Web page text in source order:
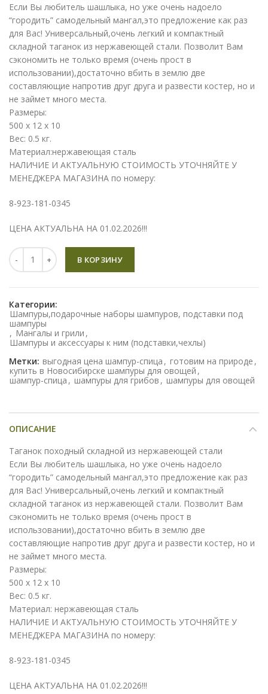
Если Вы любитель шашлыка, но уже очень надоело
“городить” самодельный мангал,это предложение как раз
для Вас! Универсальный,очень легкий и компактный
складной таганок из нержавеющей стали. Позволит Вам
сэкономить не только время (очень прост в
использовании),достаточно вбить в землю две
составляющие напротив друг друга и развести костер, но и
не займет много места.
Размеры:
500 x 12 x 10
Вес: 0.5 кг.
Материал:нержавеющая сталь
НАЛИЧИЕ И АКТУАЛЬНУЮ СТОИМОСТЬ УТОЧНЯЙТЕ У
МЕНЕДЖЕРА МАГАЗИНА по номеру:
8-923-181-0345
ЦЕНА АКТУАЛЬНА НА 01.02.2026!!!
Количество
В КОРЗИНУ
Категории:
Шампуры,подарочные наборы шампуров, подставки под
шампуры
, Мангалы и грили ,
Шампуры и аксессуары к ним (подставки,чехлы)
Метки: выгодная цена шампур-спица , готовим на природе ,
купить в Новосибирске шампуры для овощей ,
шампур-спица , шампуры для грибов , шампуры для овощей
ОПИСАНИЕ
Таганок походный складной из нержавеющей стали
Если Вы любитель шашлыка, но уже очень надоело
“городить” самодельный мангал,это предложение как раз
для Вас! Универсальный,очень легкий и компактный
складной таганок из нержавеющей стали. Позволит Вам
сэкономить не только время (очень прост в
использовании),достаточно вбить в землю две
составляющие напротив друг друга и развести костер, но и
не займет много места.
Размеры:
500 x 12 x 10
Вес: 0.5 кг.
Материал: нержавеющая сталь
НАЛИЧИЕ И АКТУАЛЬНУЮ СТОИМОСТЬ УТОЧНЯЙТЕ У
МЕНЕДЖЕРА МАГАЗИНА по номеру:
8-923-181-0345
ЦЕНА АКТУАЛЬНА НА 01.02.2026!!!